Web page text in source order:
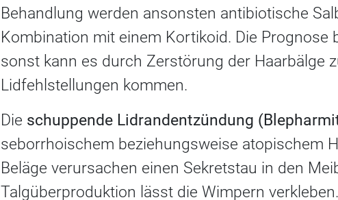
Behandlung werden ansonsten antibiotische
Kombination mit einem Kortikoid. Die Prognose
sonst kann es durch Zerstörung der Haarbälge
Lidfehlstellungen kommen.
Die schuppende Lidrandentzündung
seborrhoischem beziehungsweise atopischem
Beläge verursachen einen Sekretstau in den
Talgüberproduktion lässt die Wimpern